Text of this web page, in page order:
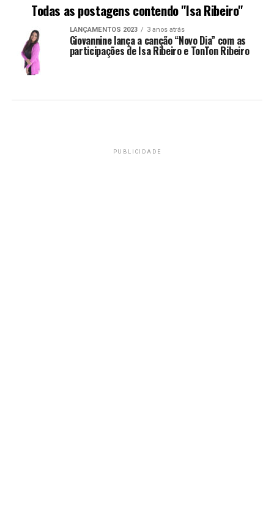
Todas as postagens contendo "Isa Ribeiro"
LANÇAMENTOS 2023 3 anos atrás
Giovannine lança a canção “Novo Dia” com as
participações de Isa Ribeiro e TonTon Ribeiro
PUBLICIDADE